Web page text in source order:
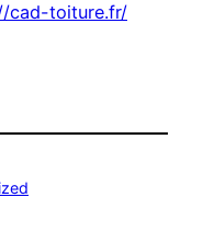
cad-toiture.fr/